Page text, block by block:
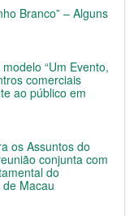
Branco” – Alguns
“Um Evento,
comerciais
ao público em
os Assuntos do
conjunta com
do
Macau